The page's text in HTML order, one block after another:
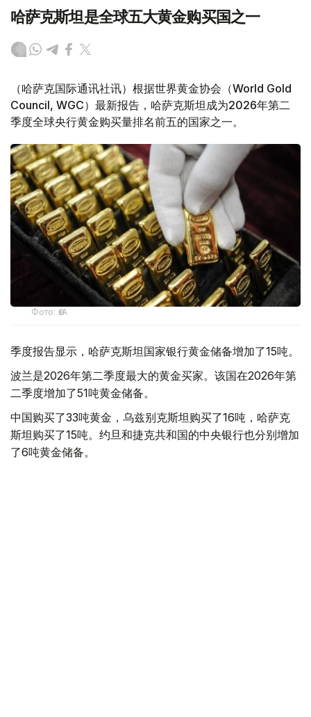
哈萨克斯坦是全球五大黄金购买国之一
（哈萨克国际通讯社讯）根据世界黄金协会（World Gold
Council, WGC）最新报告，哈萨克斯坦成为2026年第二
季度全球央行黄金购买量排名前五的国家之一。
Фото: ӨзА
季度报告显示，哈萨克斯坦国家银行黄金储备增加了15吨。
波兰是2026年第二季度最大的黄金买家。该国在2026年第
二季度增加了51吨黄金储备。
中国购买了33吨黄金，乌兹别克斯坦购买了16吨，哈萨克
斯坦购买了15吨。约旦和捷克共和国的中央银行也分别增加
了6吨黄金储备。